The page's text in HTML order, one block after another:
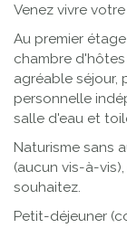
Venez vivre
Au premier
chambre
agréable séjour,
personnelle
salle d'eau et
Naturisme sans
(aucun vis-à-
souhaitez.
Petit-déjeuner